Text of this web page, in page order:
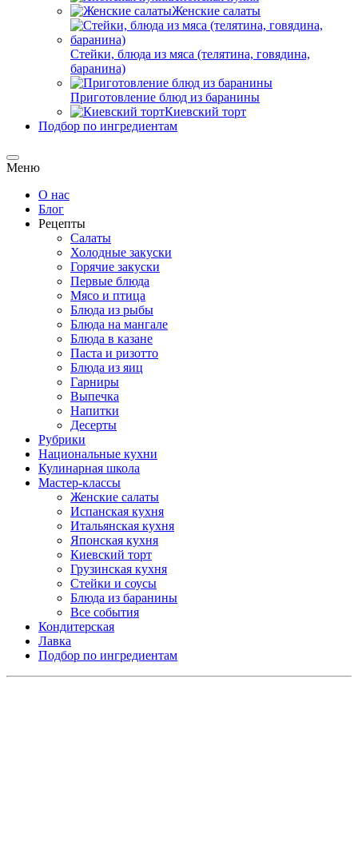
Женские салаты
Стейки, блюда из мяса (телятина, говядина,
баранина)
Приготовление блюд из баранины
Киевский торт
Подбор по ингредиентам
Меню
О нас
Блог
Рецепты
Салаты
Холодные закуски
Горячие закуски
Первые блюда
Мясо и птица
Блюда из рыбы
Блюда на мангале
Блюда в казане
Паста и ризотто
Блюда из яиц
Гарниры
Выпечка
Напитки
Десерты
Рубрики
Национальные кухни
Кулинарная школа
Мастер-классы
Женские салаты
Испанская кухня
Итальянская кухня
Японская кухня
Киевский торт
Грузинская кухня
Стейки и соусы
Блюда из баранины
Все события
Кондитерская
Лавка
Подбор по ингредиентам